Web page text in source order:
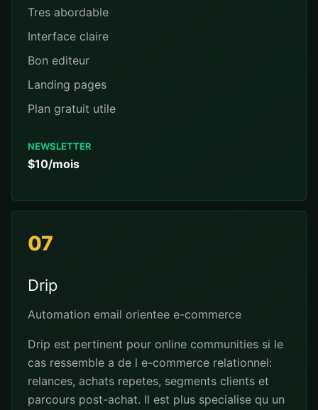
Tres abordable
Interface claire
Bon editeur
Landing pages
Plan gratuit utile
NEWSLETTER
$10/mois
07
Drip
Automation email orientee e-commerce
Drip est pertinent pour online communities si le
cas ressemble a de l e-commerce relationnel:
relances, achats repetes, segments clients et
parcours post-achat. Il est plus specialise qu un